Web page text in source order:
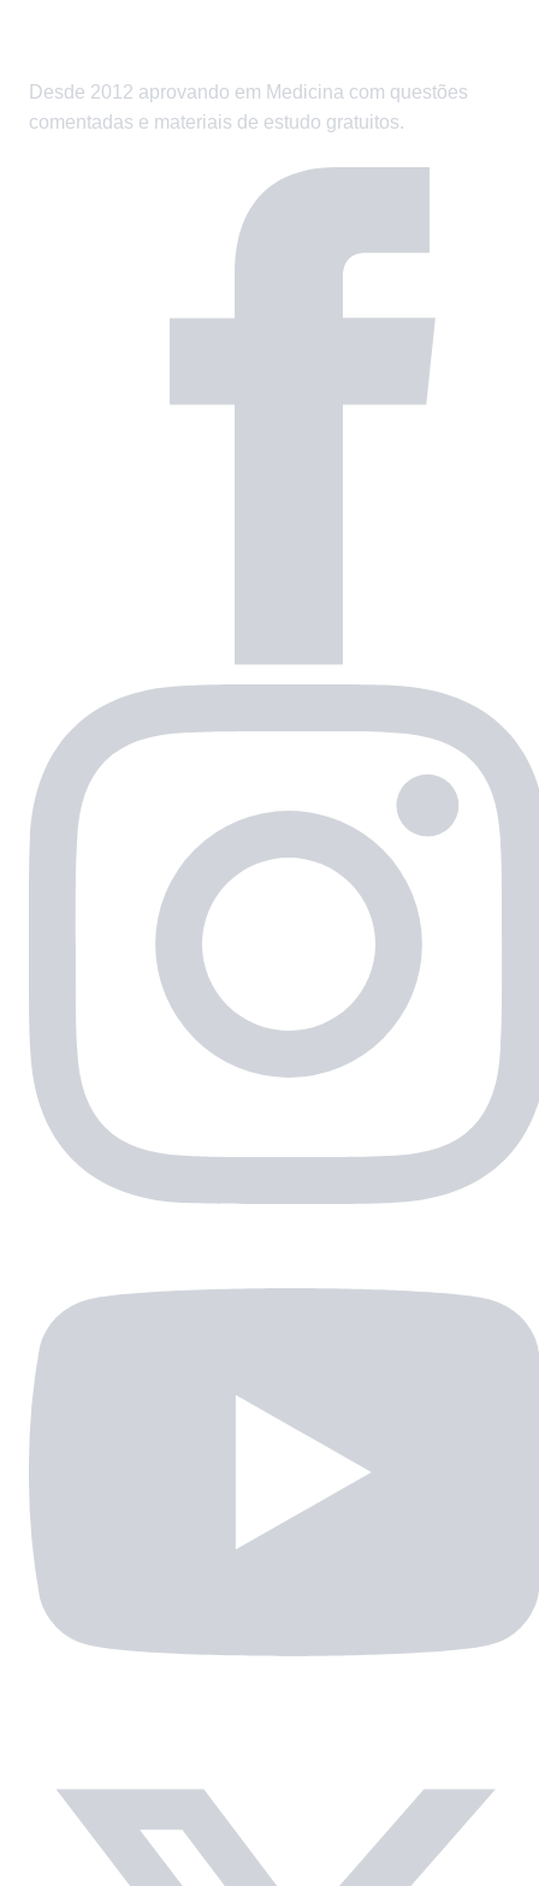
Desde 2012 aprovando em Medicina com questões
comentadas e materiais de estudo gratuitos.